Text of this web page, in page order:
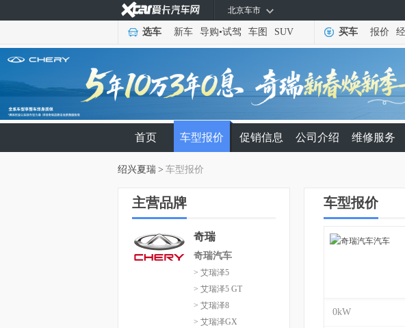
北京车市
选车 新车 导购•试驾 车图 SUV 买车 报价
首页 车型报价 促销信息 公司介绍 维修服务
绍兴夏瑞 > 车型报价
主营品牌
奇瑞
奇瑞汽车
> 艾瑞泽5
> 艾瑞泽5 GT
> 艾瑞泽8
> 艾瑞泽GX
车型报价
0kW